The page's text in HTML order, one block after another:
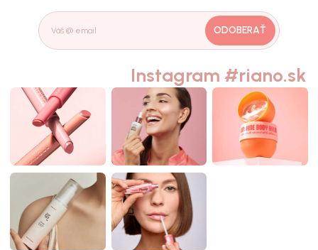
ODOBERAŤ
Instagram #riano.sk